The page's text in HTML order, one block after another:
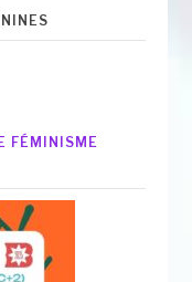
FÉMINISME